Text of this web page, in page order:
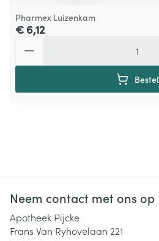
Pharmex Luizenkam
€ 6,12
Bestel
Neem contact met ons op
Apotheek Pijcke
Frans Van Ryhovelaan 221